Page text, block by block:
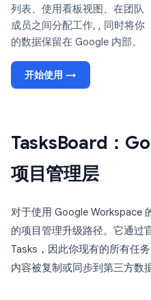
列表、使用看板视图、在团队
成员之间分配工作, , 同时将你
的数据保留在 Google 内部。
开始使用 →
TasksBoard：
项目管理层
对于使用 Google Workspace
的项目管理升级路径。它通过
Tasks，因此你现有的所有任
内容被复制或同步到第三方数